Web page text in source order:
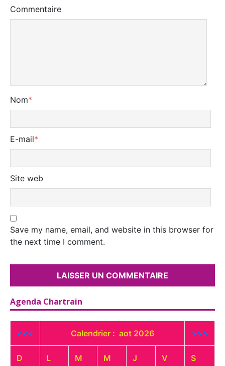
Commentaire
Nom*
E-mail*
Site web
Save my name, email, and website in this browser for
the next time I comment.
Agenda Chartrain
<<< Calendrier : aot 2026 >>>
D L M M J V S